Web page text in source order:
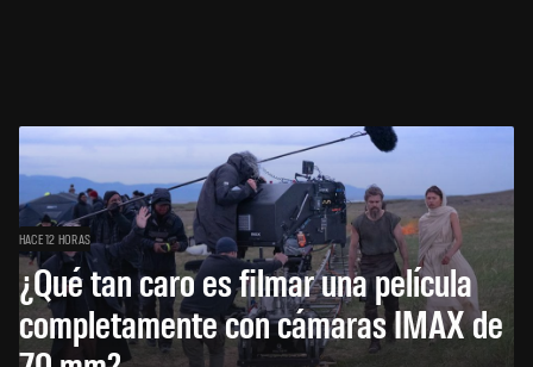
HACE 12 HORAS
¿Qué tan caro es filmar una película
completamente con cámaras IMAX de